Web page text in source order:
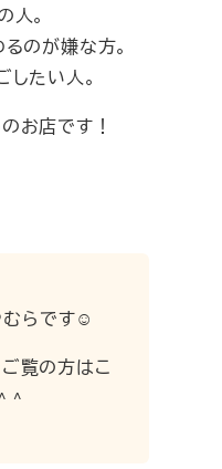
人。
のが嫌な方。
したい人。
お店です！
らです☺︎
覧の方はこ
^